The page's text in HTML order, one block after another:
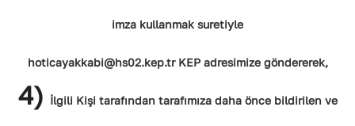
imza kullanmak suretiyle
hoticayakkabi@hs02.kep.tr KEP adresimize göndererek,
4) İlgili Kişi tarafından tarafımıza daha önce bildirilen ve